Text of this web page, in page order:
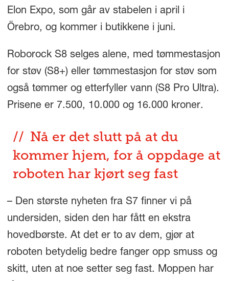
Elon Expo, som går av stabelen i april i
Örebro, og kommer i butikkene i juni.
Roborock S8 selges alene, med tømmestasjon
for støv (S8+) eller tømmestasjon for støv som
også tømmer og etterfyller vann (S8 Pro Ultra).
Prisene er 7.500, 10.000 og 16.000 kroner.
Nå er det slutt på at du
kommer hjem, for å oppdage at
roboten har kjørt seg fast
– Den største nyheten fra S7 finner vi på
undersiden, siden den har fått en ekstra
hovedbørste. At det er to av dem, gjør at
roboten betydelig bedre fanger opp smuss og
skitt, uten at noe setter seg fast. Moppen har